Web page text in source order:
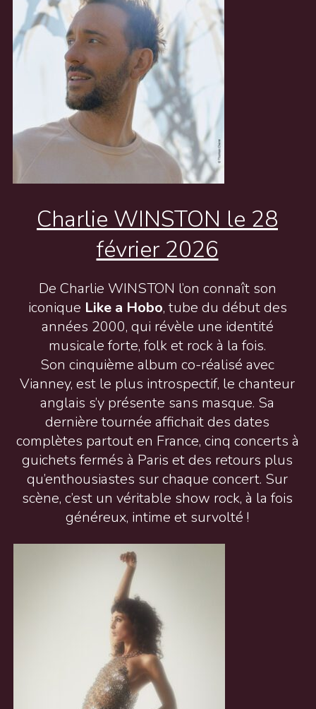
Charlie WINSTON le 28
février 2026
De Charlie WINSTON l’on connaît son
iconique Like a Hobo, tube du début des
années 2000, qui révèle une identité
musicale forte, folk et rock à la fois.
Son cinquième album co-réalisé avec
Vianney, est le plus introspectif, le chanteur
anglais s’y présente sans masque. Sa
dernière tournée affichait des dates
complètes partout en France, cinq concerts à
guichets fermés à Paris et des retours plus
qu’enthousiastes sur chaque concert. Sur
scène, c’est un véritable show rock, à la fois
généreux, intime et survolté !